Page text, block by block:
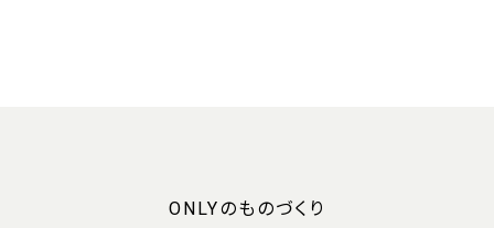
ONLYのものづくり